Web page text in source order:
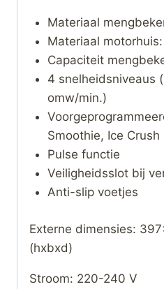
Materiaal
Materiaal
Capaciteit
4 snelheidsniveaus
omw/min.)
Smoothie, Ice Crush
Pulse functie
Veiligheidsslot bij
Anti-slip voetjes
Externe dimensies:
(hxbxd)
Stroom: 220-240 V